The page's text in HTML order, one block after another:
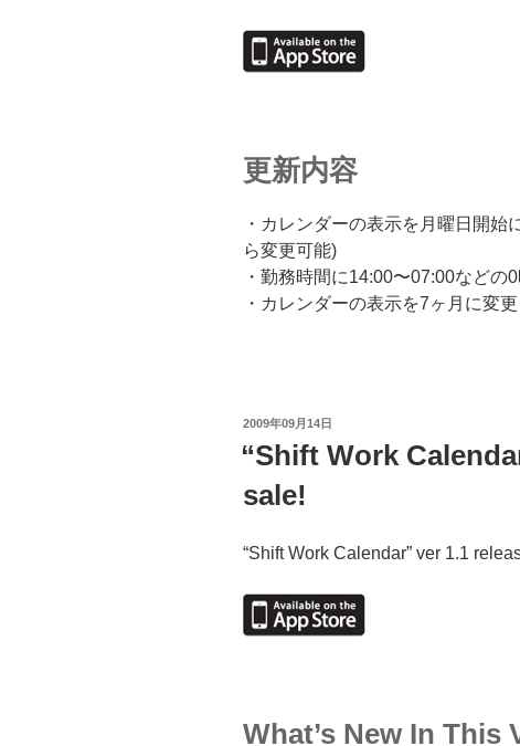
更新内容
・カレンダーの表示を月曜日開
ら変更可能)
・勤務時間に14:00〜07:00などの
・カレンダーの表示を7ヶ月に変更
投
日:
2009年09月14日
“Shift Work
sale!
“Shift Work Calendar” ver 1.1
What’s New In This